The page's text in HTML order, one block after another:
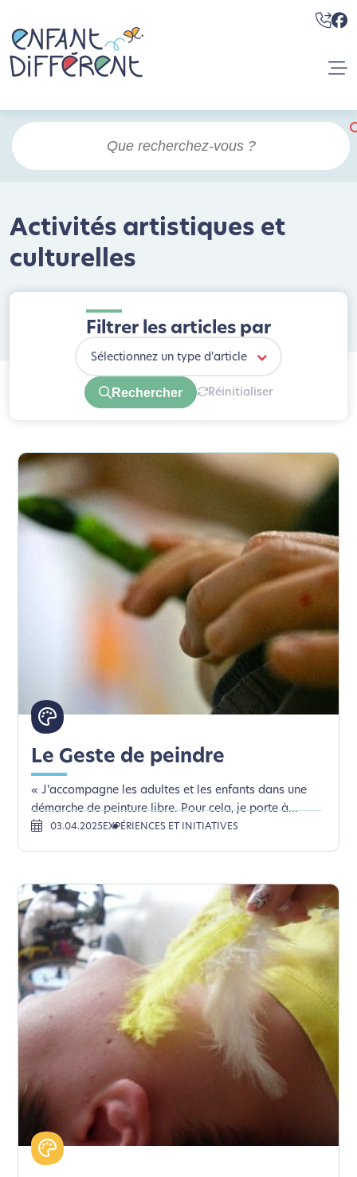
Activités artistiques et
culturelles
Filtrer les articles par
Sélectionnez un type d'article
Rechercher Réinitialiser
Le Geste de peindre
« J’accompagne les adultes et les enfants dans une
démarche de peinture libre. Pour cela, je porte à...
03.04.2025 EXPÉRIENCES ET INITIATIVES